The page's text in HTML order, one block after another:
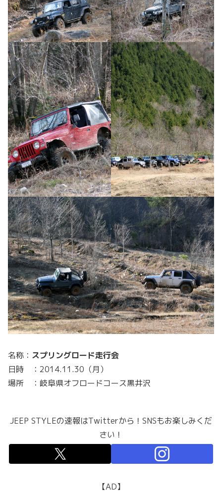
名称： スプリングロード走行会
日時 ：2014.11.30（月）
場所 ：岐阜県オフロードコース黒井沢
JEEP STYLEの速報はTwitterから！SNSもお楽しみくだ
さい！
【AD】